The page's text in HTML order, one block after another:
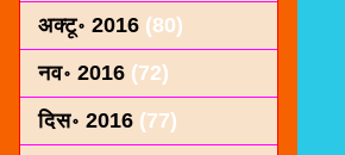
अक्टू॰ 2016 (80)
नव॰ 2016 (72)
दिस॰ 2016 (77)